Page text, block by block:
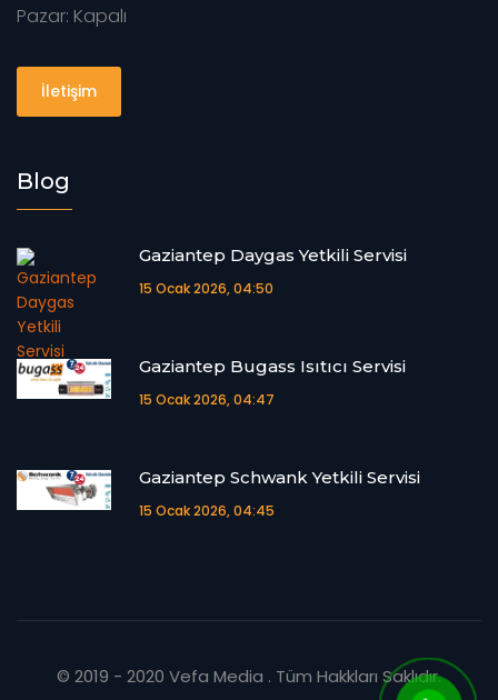
Pazar: Kapalı
İletişim
Blog
Gaziantep Daygas Yetkili Servisi
15 Ocak 2026, 04:50
Gaziantep Bugass Isıtıcı Servisi
15 Ocak 2026, 04:47
Gaziantep Schwank Yetkili Servisi
15 Ocak 2026, 04:45
© 2019 - 2020 Vefa Media . Tüm Hakkları Saklıdır.